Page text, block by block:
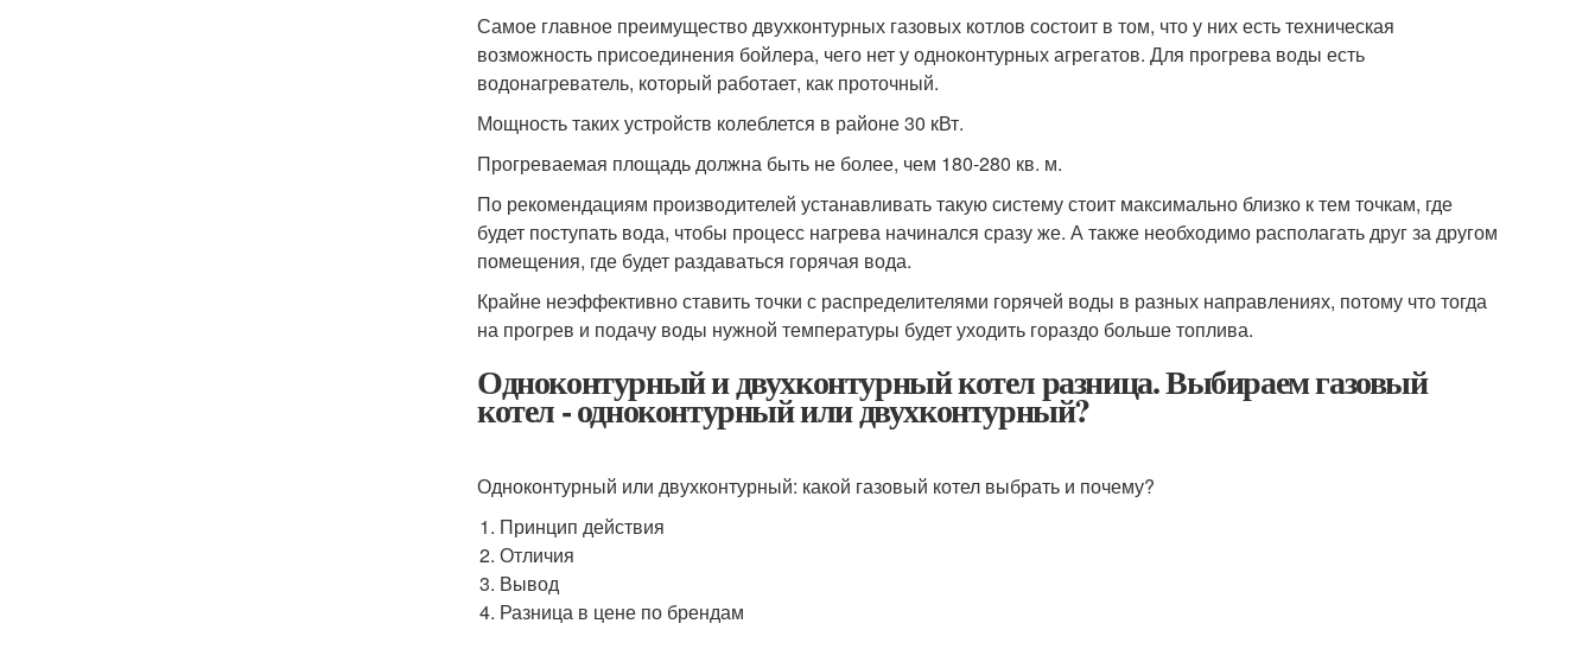
Самое главное преимущество двухконтурных газовых котлов состоит в том, что у них есть техническая
возможность присоединения бойлера, чего нет у одноконтурных агрегатов. Для прогрева воды есть
водонагреватель, который работает, как проточный.
Мощность таких устройств колеблется в районе 30 кВт.
Прогреваемая площадь должна быть не более, чем 180-280 кв. м.
По рекомендациям производителей устанавливать такую систему стоит максимально близко к тем точкам, где
будет поступать вода, чтобы процесс нагрева начинался сразу же. А также необходимо располагать друг за другом
помещения, где будет раздаваться горячая вода.
Крайне неэффективно ставить точки с распределителями горячей воды в разных направлениях, потому что тогда
на прогрев и подачу воды нужной температуры будет уходить гораздо больше топлива.
Одноконтурный и двухконтурный котел разница. Выбираем газовый
котел - одноконтурный или двухконтурный?
Одноконтурный или двухконтурный: какой газовый котел выбрать и почему?
Принцип действия
Отличия
Вывод
Разница в цене по брендам